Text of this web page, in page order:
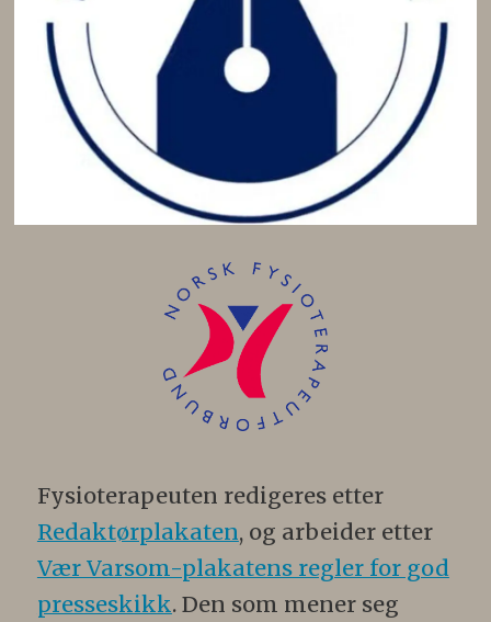
Fysioterapeuten redigeres etter
Redaktørplakaten, og arbeider etter
Vær Varsom-plakatens regler for god
presseskikk. Den som mener seg